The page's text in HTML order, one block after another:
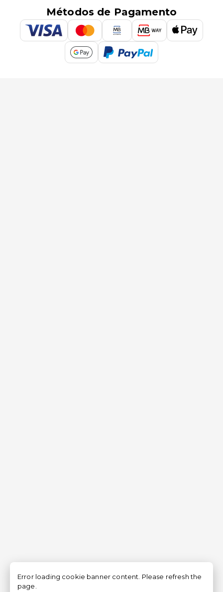
Métodos de Pagamento
Error loading cookie banner content. Please refresh the
page.